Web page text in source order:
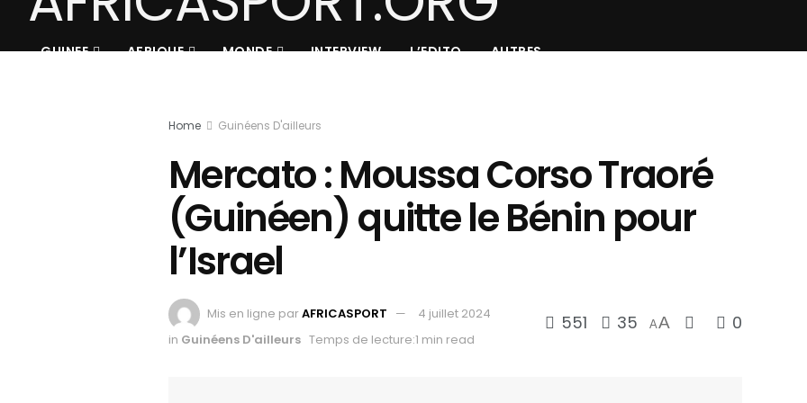
GUINEE AFRIQUE MONDE INTERVIEW L’EDITO AUTRES
Home Guinéens D'ailleurs
Mercato : Moussa Corso Traoré
(Guinéen) quitte le Bénin pour
l’Israel
Mis en ligne parAFRICASPORT
4 juillet 2024
in Guinéens D'ailleurs Temps de lecture:1 min read
551 35 AA 0